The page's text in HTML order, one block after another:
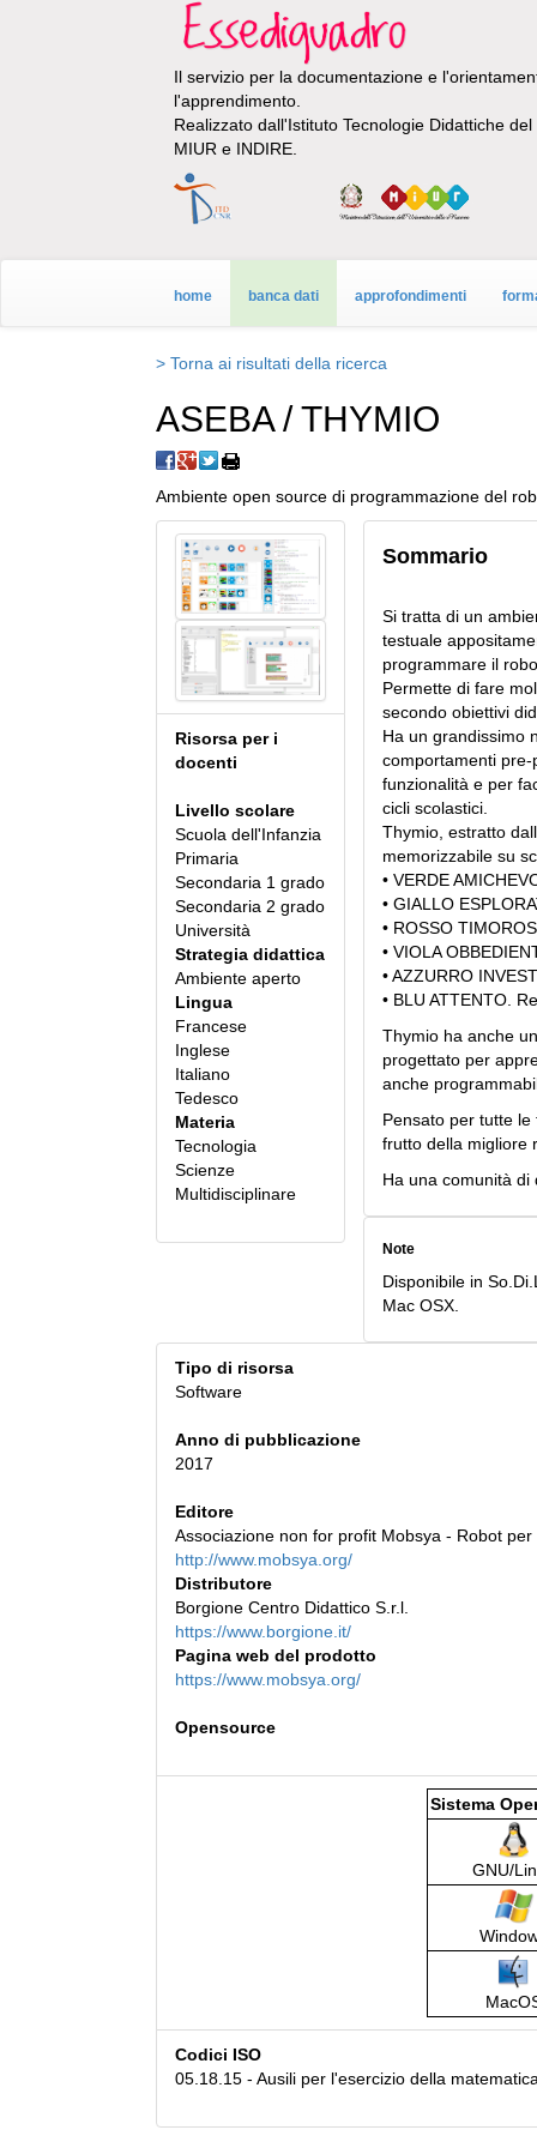
Il servizio per la documentazione e
l'apprendimento.
Realizzato dall'Istituto Tecnologie Didattiche
MIUR e INDIRE.
home banca dati approfondimenti
> Torna ai risultati della ricerca
ASEBA / THYMIO
Ambiente open source di programmazione del
Risorsa per i
docenti
Livello scolare
Scuola dell'Infanzia
Primaria
Secondaria 1 grado
Secondaria 2 grado
Università
Strategia didattica
Ambiente aperto
Lingua
Francese
Inglese
Italiano
Tedesco
Materia
Tecnologia
Scienze
Multidisciplinare
Sommario
Si tratta di un
testuale
programmare il
Permette di fare
secondo obiettivi
Ha un grandissimo
comportamenti
funzionalità e per
cicli scolastici.
Thymio, estratto
memorizzabile su
• VERDE
• GIALLO
• ROSSO
• VIOLA
• AZZURRO
• BLU ATTENTO.
Thymio ha anche
progettato per
anche
Pensato per tutte
frutto della migliore
Ha una comunità
Note
Disponibile in
Mac OSX.
Tipo di risorsa
Software
Anno di pubblicazione
2017
Editore
Associazione non for profit Mobsya - Robot per
http://www.mobsya.org/
Distributore
Borgione Centro Didattico S.r.l.
https://www.borgione.it/
Pagina web del prodotto
https://www.mobsya.org/
Opensource
Sistema
GNU/
Codici ISO
05.18.15 - Ausili per l'esercizio della